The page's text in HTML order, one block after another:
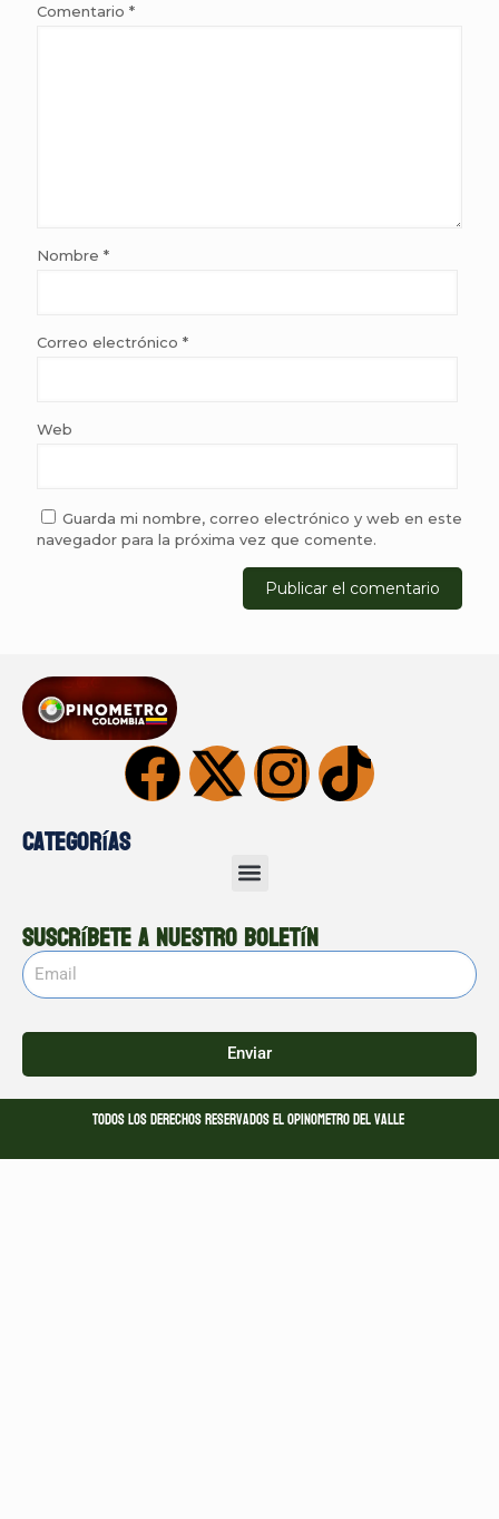
Comentario *
Nombre *
Correo electrónico *
Web
Guarda mi nombre, correo electrónico y web en este
navegador para la próxima vez que comente.
Categorías
Suscríbete a nuestro boletín
Enviar
Todos los derechos reservados El opinometro del valle